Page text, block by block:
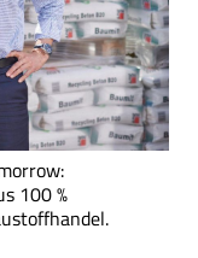
100 %